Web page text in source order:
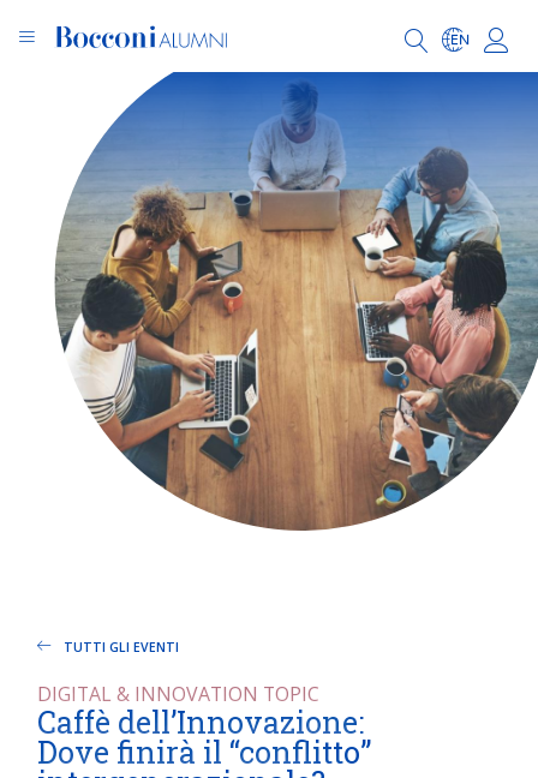
TUTTI GLI EVENTI
DIGITAL & INNOVATION TOPIC
Caffè dell’Innovazione:
Dove finirà il “conflitto”